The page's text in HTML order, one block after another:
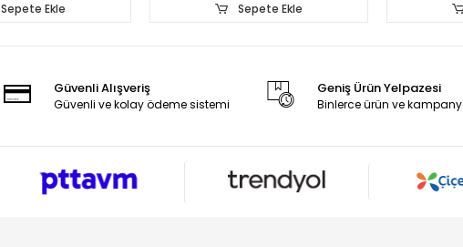
Sepete Ekle Sepete Ekle
Güvenli Alışveriş
Güvenli ve kolay ödeme sistemi
Geniş Ürün Yelpazesi
Binlerce ürün ve